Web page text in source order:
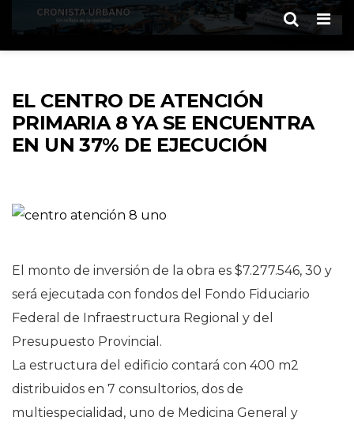
EL CENTRO DE ATENCIÓN
PRIMARIA 8 YA SE ENCUENTRA
EN UN 37% DE EJECUCIÓN
El monto de inversión de la obra es $7.277.546, 30 y
será ejecutada con fondos del Fondo Fiduciario
Federal de Infraestructura Regional y del
Presupuesto Provincial.
La estructura del edificio contará con 400 m2
distribuidos en 7 consultorios, dos de
multiespecialidad, uno de Medicina General y